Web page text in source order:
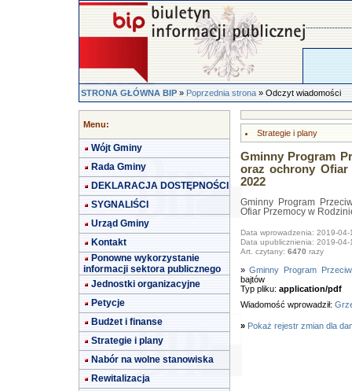
STRONA GŁÓWNA BIP»Poprzednia strona» Odczyt wiadomości
Menu:
Wójt Gminy
Rada Gminy
DEKLARACJA DOSTĘPNOŚCI
SYGNALIŚCI
Urząd Gminy
Kontakt
Ponowne wykorzystanie
informacji sektora publicznego
Jednostki organizacyjne
Petycje
Budżet i finanse
Strategie i plany
Nabór na wolne stanowiska
Rewitalizacja
Strategie i plany
Gminny Program
oraz ochrony Ofiar
2022
Gminny Program
Ofiar Przemocy w
Data wprowadzenia: 2019-04-
Data upublicznienia: 2019-04-
Art. czytany: 6470 razy
»Gminny Program
bajtów
Typ pliku: application/pdf
Wiadomość wprowadził:
» Pokaż rejestr zmian dla